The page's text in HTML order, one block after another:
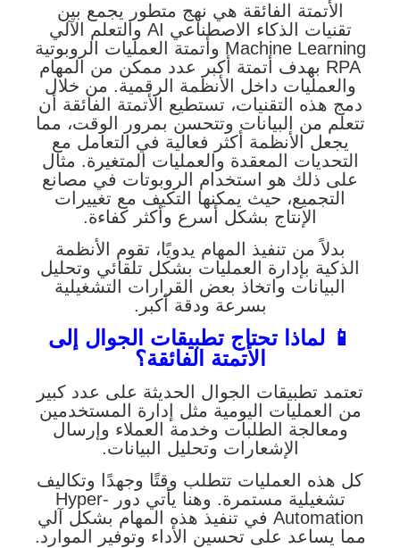
الأتمتة الفائقة هي نهج متطور يجمع بين
تقنيات الذكاء الاصطناعي AI والتعلم الآلي
Machine Learning وأتمتة العمليات الروبوتية
RPA بهدف أتمتة أكبر عدد ممكن من المهام
والعمليات داخل الأنظمة الرقمية. من خلال
دمج هذه التقنيات، تستطيع الأتمتة الفائقة أن
تتعلم من البيانات وتتحسن بمرور الوقت، مما
يجعل الأنظمة أكثر فعالية في التعامل مع
التحديات المعقدة والعمليات المتغيرة. مثال
على ذلك هو استخدام الروبوتات في مصانع
التجميع، حيث يمكنها التكيف مع تغييرات
الإنتاج بشكل أسرع وأكثر كفاءة.
بدلاً من تنفيذ المهام يدويًا، تقوم الأنظمة
الذكية بإدارة العمليات بشكل تلقائي وتحليل
البيانات واتخاذ بعض القرارات التشغيلية
بسرعة ودقة أكبر.
📱 لماذا تحتاج تطبيقات الجوال إلى
الأتمتة الفائقة؟
تعتمد تطبيقات الجوال الحديثة على عدد كبير
من العمليات اليومية مثل إدارة المستخدمين
ومعالجة الطلبات وخدمة العملاء وإرسال
الإشعارات وتحليل البيانات.
كل هذه العمليات تتطلب وقتًا وجهدًا وتكاليف
تشغيلية مستمرة. وهنا يأتي دور Hyper-
Automation في تنفيذ هذه المهام بشكل آلي
مما يساعد على تحسين الأداء وتوفير الموارد.